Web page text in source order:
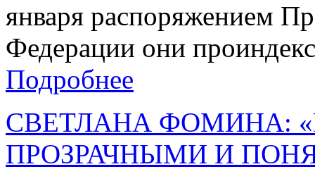
января распоряжением
Федерации они
Подробнее
СВЕТЛАНА ФОМИНА:
ПРОЗРАЧНЫМИ И